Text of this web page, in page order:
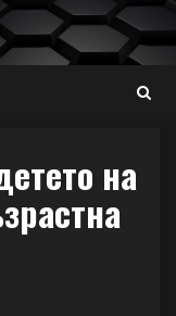
на